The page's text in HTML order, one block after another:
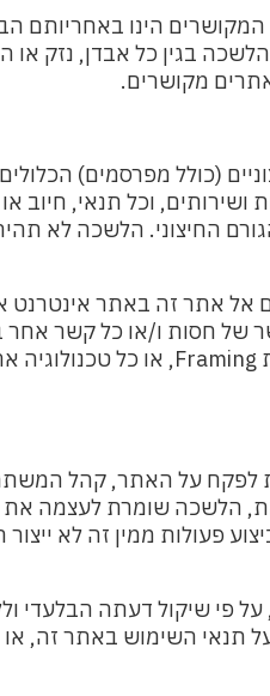
הינו באחריותם
בגין כל אבדן, נזק או
מקושרים.
(כולל מפרסמים)
וכל תנאי, חיוב
החיצוני. הלשכה לא
אל אתר זה באתר אינטרנט
של חסות ו/או כל קשר אחר
Framing, או כל
לפקח על האתר, קהל
שומרת לעצמה את
פעולות ממין זה לא
פי שיקול דעתה הבלעדי
השימוש באתר זה, או